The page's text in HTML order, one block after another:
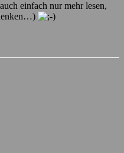
einfach nur mehr lesen,